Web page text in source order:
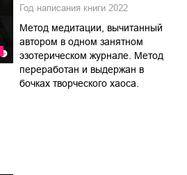
Год написания книги 2022
Метод медитации, вычитанный
автором в одном занятном
эзотерическом журнале. Метод
переработан и выдержан в
бочках творческого хаоса.